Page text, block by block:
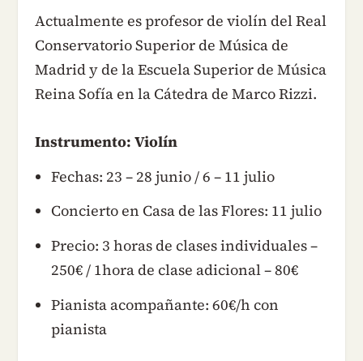
Actualmente es profesor de violín del Real
Conservatorio Superior de Música de
Madrid y de la Escuela Superior de Música
Reina Sofía en la Cátedra de Marco Rizzi.
Instrumento: Violín
Fechas: 23 – 28 junio / 6 – 11 julio
Concierto en Casa de las Flores: 11 julio
Precio: 3 horas de clases individuales –
250€ / 1hora de clase adicional – 80€
Pianista acompañante: 60€/h con
pianista